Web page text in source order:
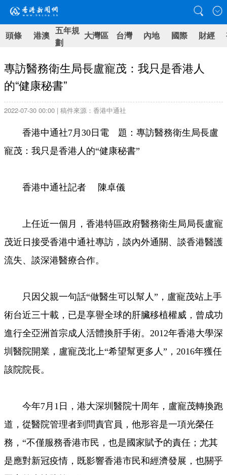
頭條 港澳 五年規
劃
大灣區 台灣 內地 國際 財經
專訪醫務衛生局長盧寵茂：我只是香港人
的“健康秘書”
2022-07-30 00:00 | 稿件來源：香港中通社
香港中通社7月30日電 題：專訪醫務衛生局長盧
寵茂：我只是香港人的“健康秘書”
香港中通社記者 陳卓儀
上任近一個月，香港特區政府醫務衛生局局長盧寵
茂近日接受香港中通社專訪，談內外通關、談香港醫護
流失、談深港醫療合作。
只因父親一句話“做醫生可以幫人”，盧寵茂站上手
術台近三十載，已是享譽全球的肝臟移植權威，曾成功
進行全亞洲首宗成人活體換肝手術。2012年香港大學深
圳醫院開業，盧寵茂北上“希望幫更多人”，2016年獲任
該院院長。
今年7月1日，港大深圳醫院十周年，盧寵茂轉換跑
道，從醫院管理者到問責官員，他形容是一項光榮任
務，“不僅服務香港市民，也是國家賦予的責任；尤其
是應對新冠疫情，既影響香港市民和經濟發展，也關乎